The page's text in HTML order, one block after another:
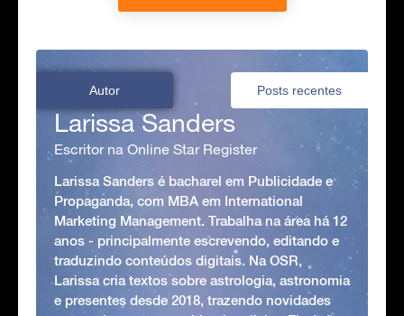
Autor Posts recentes
Larissa Sanders
Escritor na Online Star Register
Larissa Sanders é bacharel em Publicidade e
Propaganda, com MBA em International
Marketing Management. Trabalha na área há 12
anos - principalmente escrevendo, editando e
traduzindo conteúdos digitais. Na OSR,
Larissa cria textos sobre astrologia, astronomia
e presentes desde 2018, trazendo novidades